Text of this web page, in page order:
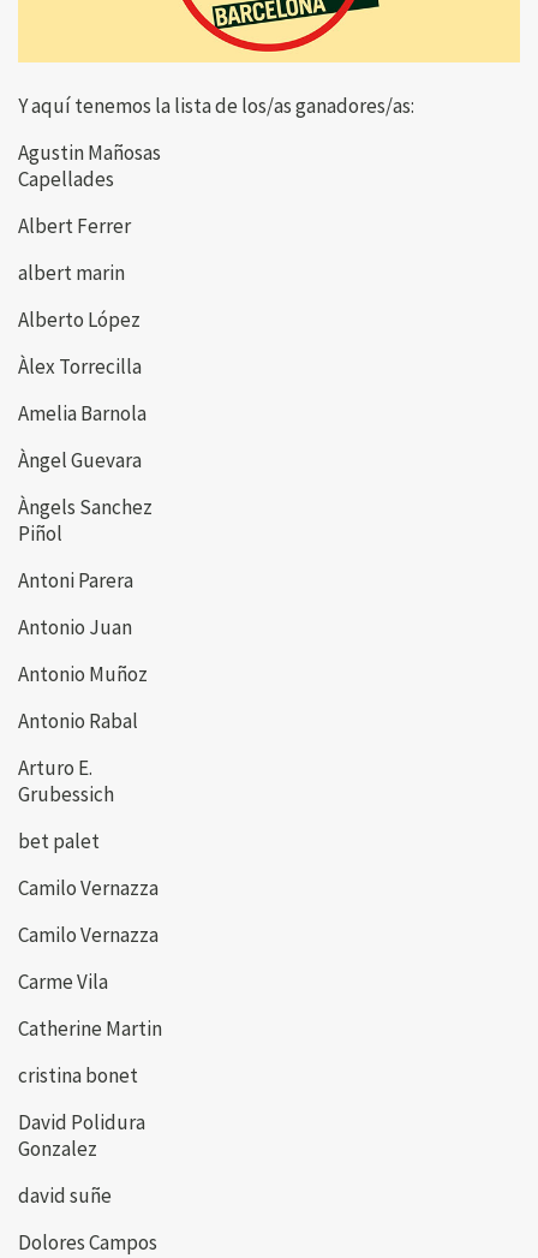
Y aquí tenemos la lista de los/as ganadores/as:
Agustin Mañosas
Capellades
Albert Ferrer
albert marin
Alberto López
Àlex Torrecilla
Amelia Barnola
Àngel Guevara
Àngels Sanchez
Piñol
Antoni Parera
Antonio Juan
Antonio Muñoz
Antonio Rabal
Arturo E.
Grubessich
bet palet
Camilo Vernazza
Camilo Vernazza
Carme Vila
Catherine Martin
cristina bonet
David Polidura
Gonzalez
david suñe
Dolores Campos